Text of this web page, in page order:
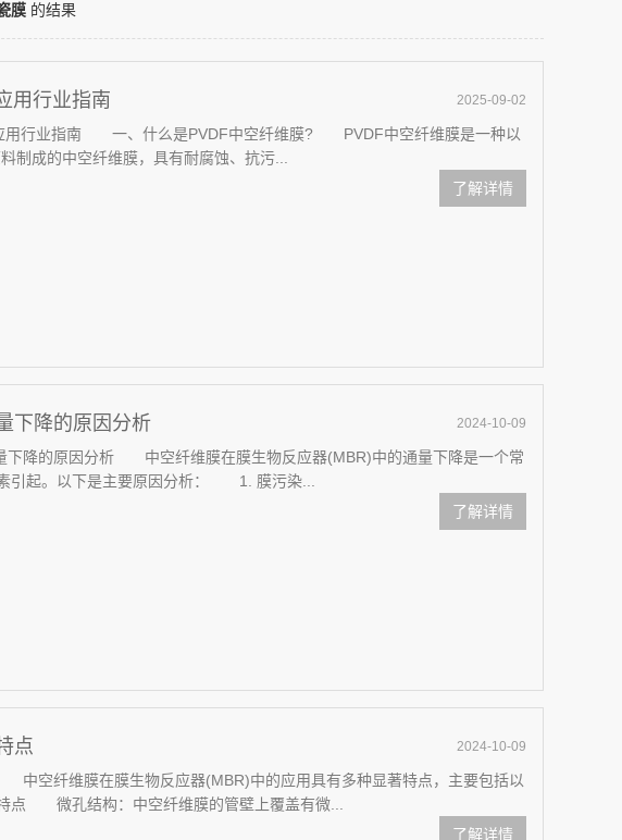
膜 的结果
2025-09-02
用行业指南
行业指南 一、什么是PVDF中空纤维膜? PVDF中空纤维膜是一种以
制成的中空纤维膜，具有耐腐蚀、抗污...
了解详情
2024-10-09
下降的原因分析
降的原因分析 中空纤维膜在膜生物反应器(MBR)中的通量下降是一个常
引起。以下是主要原因分析： 1. 膜污染...
了解详情
2024-10-09
点
空纤维膜在膜生物反应器(MBR)中的应用具有多种显著特点，主要包括以
微孔结构：中空纤维膜的管壁上覆盖有微...
了解详情